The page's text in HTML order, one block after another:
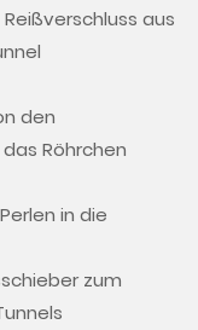
aus
den
Röhrchen
in die
zum